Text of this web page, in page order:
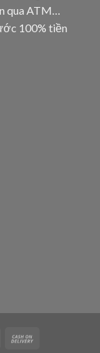
qua ATM…
100% tiền